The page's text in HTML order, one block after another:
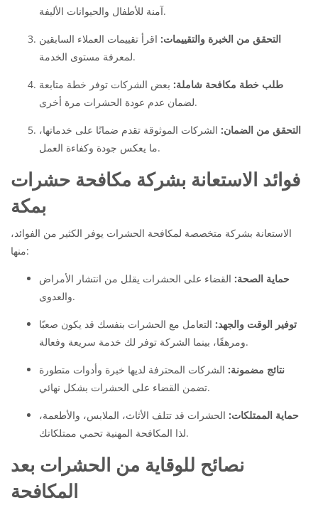
آمنة للأطفال والحيوانات الأليفة.
التحقق من الخبرة والتقييمات: اقرأ تقييمات العملاء السابقين
لمعرفة مستوى الخدمة.
طلب خطة مكافحة شاملة: بعض الشركات توفر خطة متابعة
لضمان عدم عودة الحشرات مرة أخرى.
التحقق من الضمان: الشركات الموثوقة تقدم ضمانًا على خدماتها،
ما يعكس جودة وكفاءة العمل.
فوائد الاستعانة بشركة مكافحة حشرات
بمكة
الاستعانة بشركة متخصصة لمكافحة الحشرات يوفر الكثير من الفوائد،
منها:
حماية الصحة: القضاء على الحشرات يقلل من انتشار الأمراض
والعدوى.
توفير الوقت والجهد: التعامل مع الحشرات بنفسك قد يكون صعبًا
ومرهقًا، بينما الشركة توفر لك خدمة سريعة وفعالة.
نتائج مضمونة: الشركات المحترفة لديها خبرة وأدوات متطورة
تضمن القضاء على الحشرات بشكل نهائي.
حماية الممتلكات: الحشرات قد تتلف الأثاث، الملابس، والأطعمة،
لذا المكافحة المهنية تحمي ممتلكاتك.
نصائح للوقاية من الحشرات بعد
المكافحة